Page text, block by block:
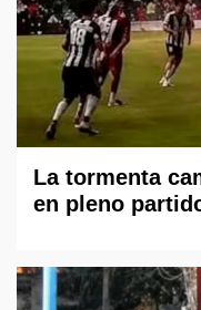
La tormenta
en pleno